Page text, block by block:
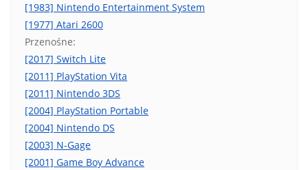
[1983] Nintendo Entertainment System
[1977] Atari 2600
Przenośne:
[2017] Switch Lite
[2011] PlayStation Vita
[2011] Nintendo 3DS
[2004] PlayStation Portable
[2004] Nintendo DS
[2003] N-Gage
[2001] Game Boy Advance